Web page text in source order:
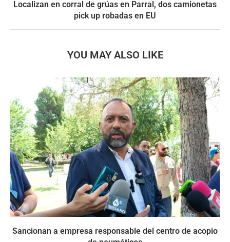
Localizan en corral de grúas en Parral, dos camionetas
pick up robadas en EU
YOU MAY ALSO LIKE
Sancionan a empresa responsable del centro de acopio